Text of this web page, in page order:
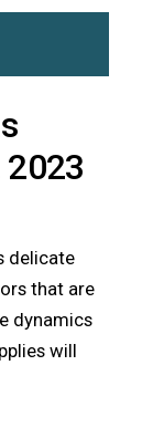
delicate
that are
dynamics
will